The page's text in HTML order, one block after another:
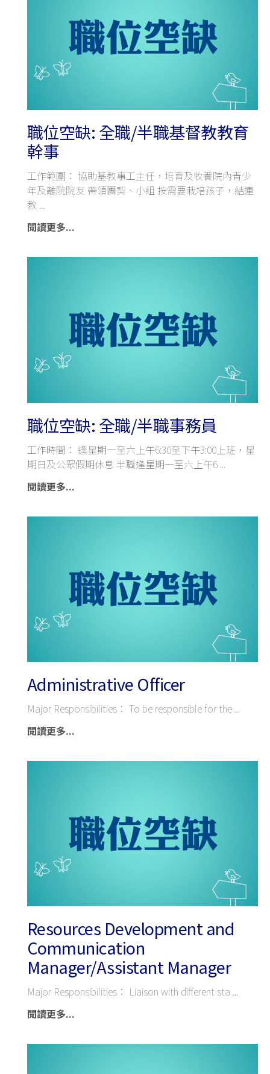
職位空缺: 全職/半職基督教教育
幹事
工作範圍： 協助基教事工主任，培育及牧養院內青少
年及離院院友 帶領團契、小組 按需要栽培孩子，結連
教
閱讀更多...
職位空缺: 全職/半職事務員
工作時間： 逢星期一至六上午6:30至下午3:00上班，星
期日及公眾假期休息 半職逢星期一至六上午6
閱讀更多...
Administrative Officer
Major Responsibilities： To be responsible for the
閱讀更多...
Resources Development and
Communication
Manager/Assistant Manager
Major Responsibilities： Liaison with different sta
閱讀更多...